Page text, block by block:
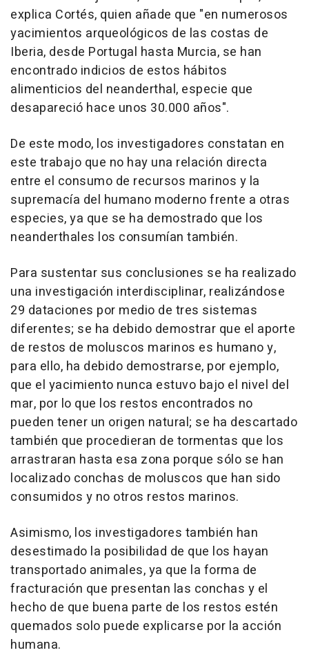
explica Cortés, quien añade que "en numerosos
yacimientos arqueológicos de las costas de
Iberia, desde Portugal hasta Murcia, se han
encontrado indicios de estos hábitos
alimenticios del neanderthal, especie que
desapareció hace unos 30.000 años".
De este modo, los investigadores constatan en
este trabajo que no hay una relación directa
entre el consumo de recursos marinos y la
supremacía del humano moderno frente a otras
especies, ya que se ha demostrado que los
neanderthales los consumían también.
Para sustentar sus conclusiones se ha realizado
una investigación interdisciplinar, realizándose
29 dataciones por medio de tres sistemas
diferentes; se ha debido demostrar que el aporte
de restos de moluscos marinos es humano y,
para ello, ha debido demostrarse, por ejemplo,
que el yacimiento nunca estuvo bajo el nivel del
mar, por lo que los restos encontrados no
pueden tener un origen natural; se ha descartado
también que procedieran de tormentas que los
arrastraran hasta esa zona porque sólo se han
localizado conchas de moluscos que han sido
consumidos y no otros restos marinos.
Asimismo, los investigadores también han
desestimado la posibilidad de que los hayan
transportado animales, ya que la forma de
fracturación que presentan las conchas y el
hecho de que buena parte de los restos estén
quemados solo puede explicarse por la acción
humana.